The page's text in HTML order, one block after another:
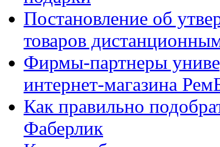
Постановление об
товаров
Фирмы-партнеры
интернет-магазина
Как правильно
Фаберлик